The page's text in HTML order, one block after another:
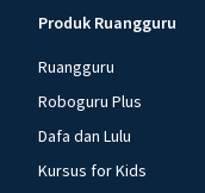
Produk Ruangguru
Ruangguru
Roboguru Plus
Dafa dan Lulu
Kursus for Kids